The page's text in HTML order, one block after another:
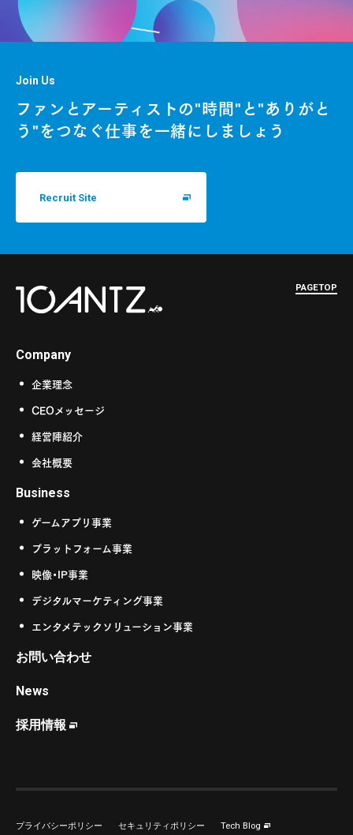
Join Us
ファンとアーティストの"時間"と"ありがと
う"をつなぐ仕事を一緒にしましょう
Recruit Site
Company
企業理念
CEOメッセージ
経営陣紹介
会社概要
Business
ゲームアプリ事業
プラットフォーム事業
映像・IP事業
デジタルマーケティング事業
エンタメテックソリューション事業
お問い合わせ
News
採用情報
プライバシーポリシー セキュリティポリシー Tech Blog
PAGETOP